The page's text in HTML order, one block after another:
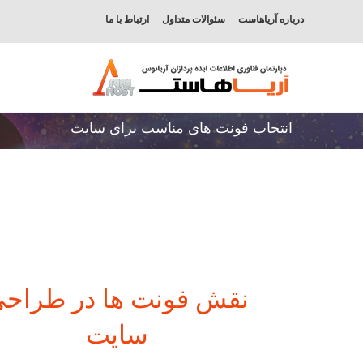
درباره آریاهاست سئوالات متداول ارتباط با ما
انتخاب فونت های مناسب برای سایت
نقش فونت ها در
سایت